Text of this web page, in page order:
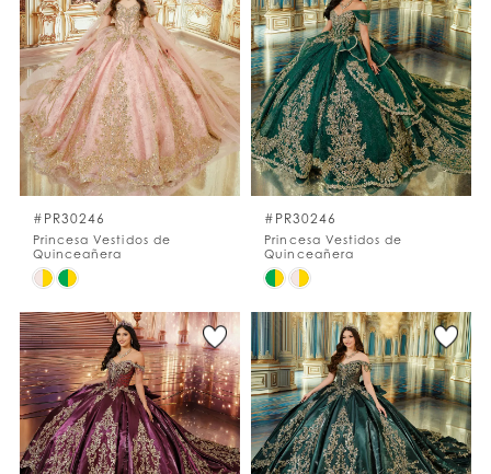
#ff28a1d7d9
to
end
#e85fe77718
to
end
#PR30246
Princesa Vestidos de
Quinceañera
Skip
List
#10f1923b83
to
end
#PR30246
Princesa Vestidos de
Quinceañera
Skip
#33c18aa77e
to
end